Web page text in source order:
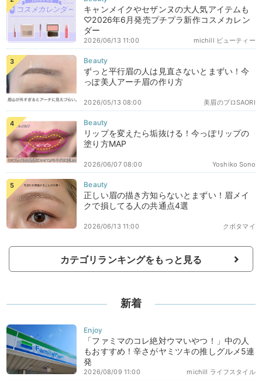
キャンメイクやセザンヌの大人気アイテムも
♡2026年6月発売プチプラ新作コスメカレン
ダー
michill ビューティー
2026/06/13 11:00
ずっと平行眉の人は見直さないとまずい！今
っぽ美人アーチ眉の作り方
美眉のプロSAORI
2026/05/13 08:00
リップを変えたら垢抜ける！今っぽリップの
塗り方MAP
Yoshiko Sono
2026/06/07 08:00
正しい眉の描き方知らないとまずい！眉メイ
クで損してる人の共通点4選
クボタマイ
2026/06/13 11:00
カテゴリランキングをもっと見る
新着
「ファミマのコレ絶対ウマいやつ！」中の人
もおすすめ！辛さがヤミツキの推しグルメ5連
発
michill ライフスタイル
2026/08/09 11:00